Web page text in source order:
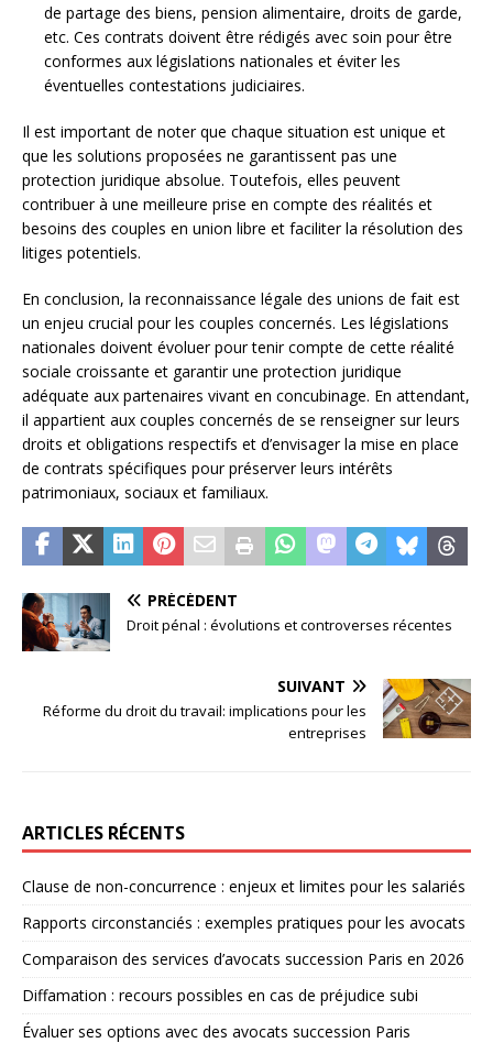
de partage des biens, pension alimentaire, droits de garde,
etc. Ces contrats doivent être rédigés avec soin pour être
conformes aux législations nationales et éviter les
éventuelles contestations judiciaires.
Il est important de noter que chaque situation est unique et
que les solutions proposées ne garantissent pas une
protection juridique absolue. Toutefois, elles peuvent
contribuer à une meilleure prise en compte des réalités et
besoins des couples en union libre et faciliter la résolution des
litiges potentiels.
En conclusion, la reconnaissance légale des unions de fait est
un enjeu crucial pour les couples concernés. Les législations
nationales doivent évoluer pour tenir compte de cette réalité
sociale croissante et garantir une protection juridique
adéquate aux partenaires vivant en concubinage. En attendant,
il appartient aux couples concernés de se renseigner sur leurs
droits et obligations respectifs et d’envisager la mise en place
de contrats spécifiques pour préserver leurs intérêts
patrimoniaux, sociaux et familiaux.
PRÉCÉDENT
Droit pénal : évolutions et controverses récentes
SUIVANT
Réforme du droit du travail: implications pour les
entreprises
ARTICLES RÉCENTS
Clause de non-concurrence : enjeux et limites pour les salariés
Rapports circonstanciés : exemples pratiques pour les avocats
Comparaison des services d’avocats succession Paris en 2026
Diffamation : recours possibles en cas de préjudice subi
Évaluer ses options avec des avocats succession Paris